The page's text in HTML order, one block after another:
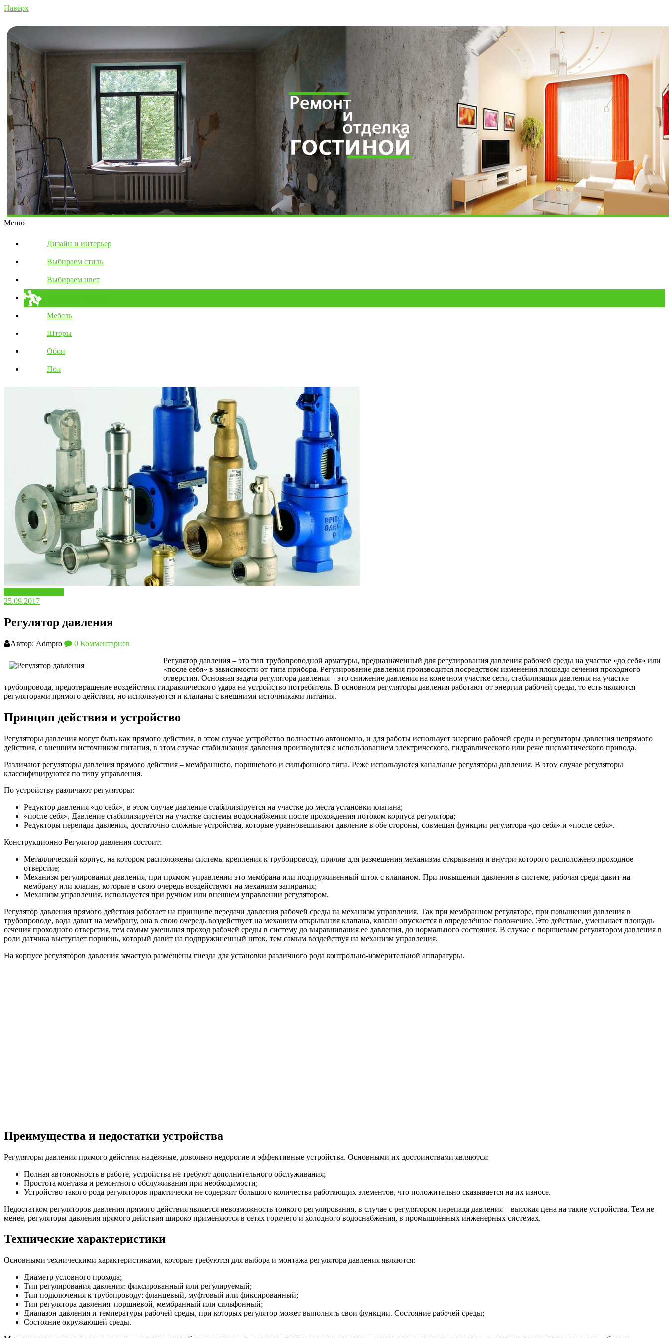
Наверх
Меню
Дизайн и интерьер
Выбираем стиль
Выбираем цвет
Мебель
Шторы
Обои
Пол
25.09.2017
Регулятор давления
Автор: Admpro
0 Комментариев
Регулятор давления – это тип трубопроводной арматуры, предназначенный для регулирования давления рабочей среды на участке «до себя» или
«после себя» в зависимости от типа прибора. Регулирование давления производится посредством изменения площади сечения проходного
отверстия. Основная задача регулятора давления – это снижение давления на конечном участке сети, стабилизация давления на участке
трубопровода, предотвращение воздействия гидравлического удара на устройство потребитель. В основном регуляторы давления работают от энергии рабочей среды, то есть являются
регуляторами прямого действия, но используются и клапаны с внешними источниками питания.
Принцип действия и устройство
Регуляторы давления могут быть как прямого действия, в этом случае устройство полностью автономно, и для работы использует энергию рабочей среды и регуляторы давления непрямого
действия, с внешним источником питания, в этом случае стабилизация давления производится с использованием электрического, гидравлического или реже пневматического привода.
Различают регуляторы давления прямого действия – мембранного, поршневого и сильфонного типа. Реже используются канальные регуляторы давления. В этом случае регуляторы
классифицируются по типу управления.
По устройству различают регуляторы:
Редуктор давления «до себя», в этом случае давление стабилизируется на участке до места установки клапана;
«после себя», Давление стабилизируется на участке системы водоснабжения после прохождения потоком корпуса регулятора;
Редукторы перепада давления, достаточно сложные устройства, которые уравновешивают давление в обе стороны, совмещая функции регулятора «до себя» и «после себя».
Конструкционно Регулятор давления состоит:
Металлический корпус, на котором расположены системы крепления к трубопроводу, прилив для размещения механизма открывания и внутри которого расположено проходное
отверстие;
Механизм регулирования давления, при прямом управлении это мембрана или подпружиненный шток с клапаном. При повышении давления в системе, рабочая среда давит на
мембрану или клапан, которые в свою очередь воздействуют на механизм запирания;
Механизм управления, используется при ручном или внешнем управлении регулятором.
Регулятор давления прямого действия работает на принципе передачи давления рабочей среды на механизм управления. Так при мембранном регуляторе, при повышении давления в
трубопроводе, вода давит на мембрану, она в свою очередь воздействует на механизм открывания клапана, клапан опускается в определённое положение. Это действие, уменьшает площадь
сечения проходного отверстия, тем самым уменьшая проход рабочей среды в систему до выравнивания ее давления, до нормального состояния. В случае с поршневым регулятором давления в
роли датчика выступает поршень, который давит на подпружиненный шток, тем самым воздействуя на механизм управления.
На корпусе регуляторов давления зачастую размещены гнезда для установки различного рода контрольно-измерительной аппаратуры.
Преимущества и недостатки устройства
Регуляторы давления прямого действия надёжные, довольно недорогие и эффективные устройства. Основными их достоинствами являются:
Полная автономность в работе, устройства не требуют дополнительного обслуживания;
Простота монтажа и ремонтного обслуживания при необходимости;
Устройство такого рода регуляторов практически не содержит большого количества работающих элементов, что положительно сказывается на их износе.
Недостатком регуляторов давления прямого действия является невозможность тонкого регулирования, в случае с регулятором перепада давления – высокая цена на такие устройства. Тем не
менее, регуляторы давления прямого действия широко применяются в сетях горячего и холодного водоснабжения, в промышленных инженерных системах.
Технические характеристики
Основными техническими характеристиками, которые требуются для выбора и монтажа регулятора давления являются:
Диаметр условного прохода;
Тип регулирования давления: фиксированный или регулируемый;
Тип подключения к трубопроводу: фланцевый, муфтовый или фиксированный;
Тип регулятора давления: поршневой, мембранный или сильфонный;
Диапазон давления и температуры рабочей среды, при которых регулятор может выполнять свои функции. Состояние рабочей среды;
Состояние окружающей среды.